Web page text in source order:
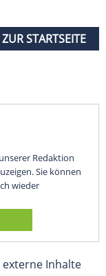
STARTSEITE
Redaktion
Sie können
wieder
Inhalte